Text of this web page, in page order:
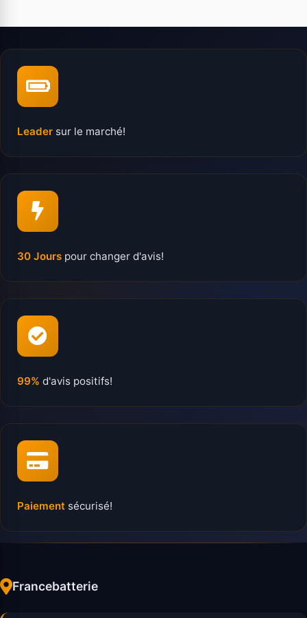
Leader sur le marché!
30 Jours pour changer d'avis!
99% d'avis positifs!
Paiement sécurisé!
Francebatterie